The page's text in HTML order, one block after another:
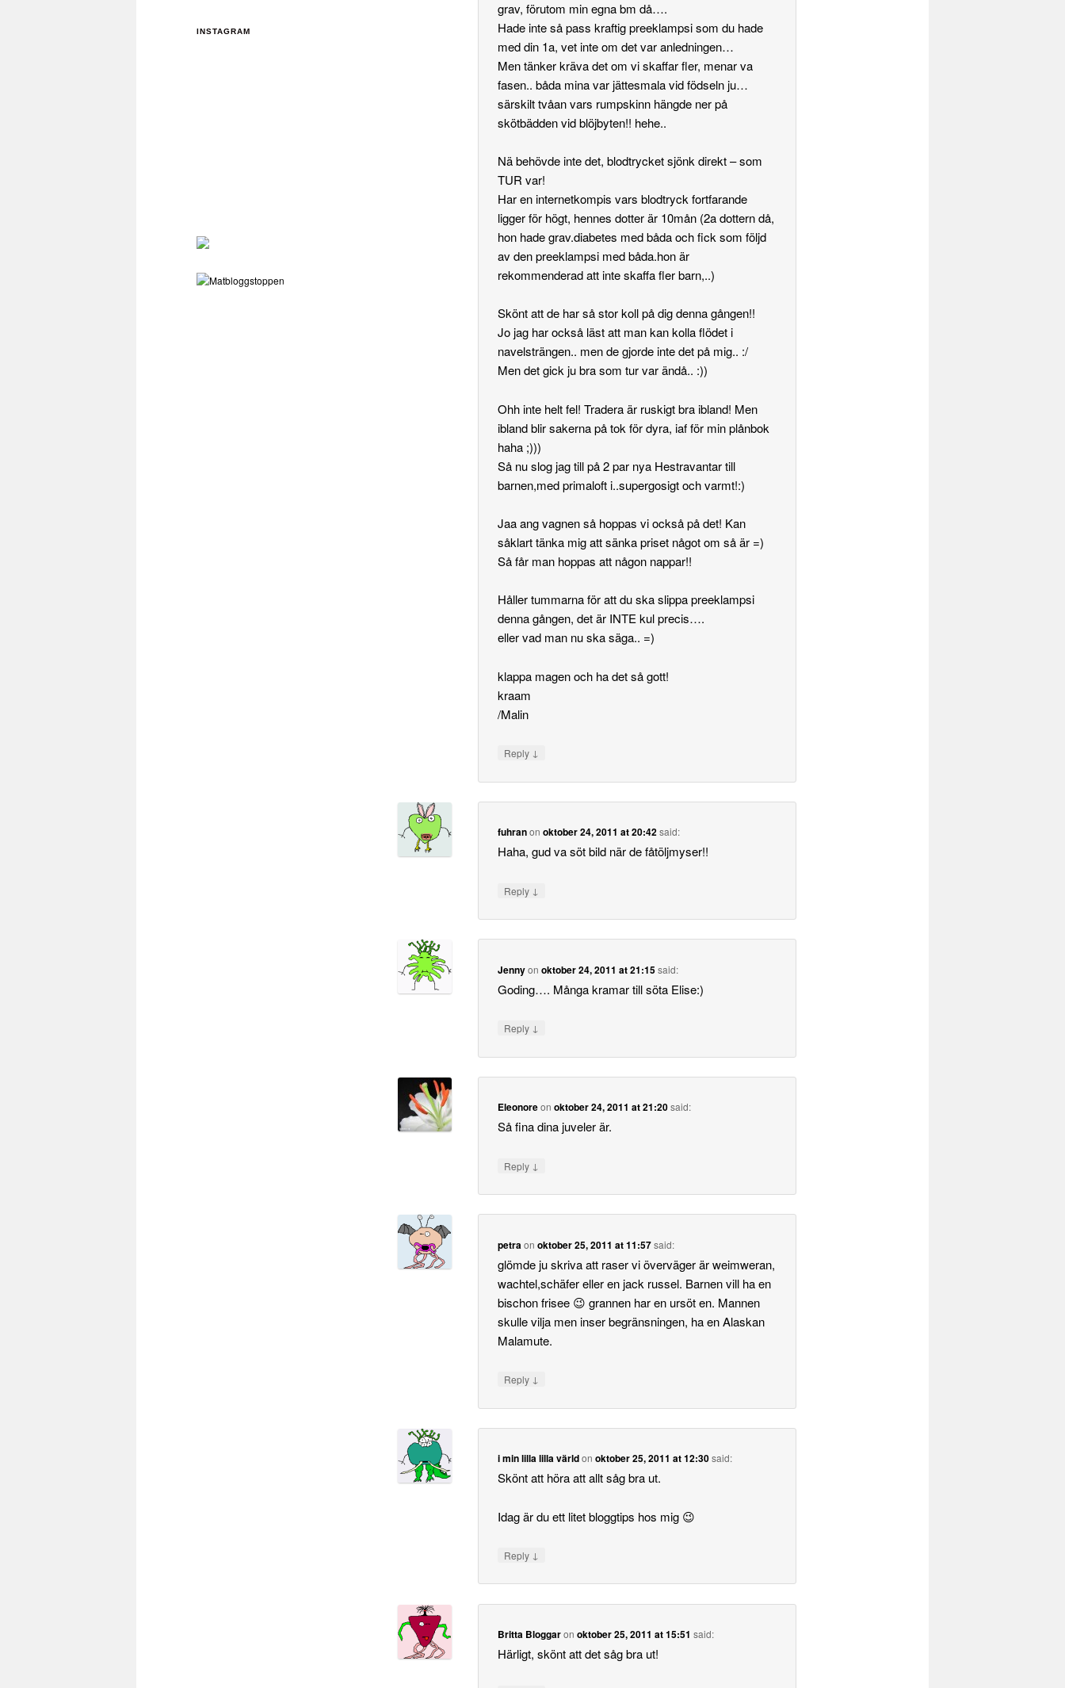
grav, förutom min egna bm då….
Hade inte så pass kraftig preeklampsi som du hade
med din 1a, vet inte om det var anledningen…
Men tänker kräva det om vi skaffar fler, menar va
fasen.. båda mina var jättesmala vid födseln ju…
särskilt tvåan vars rumpskinn hängde ner på
skötbädden vid blöjbyten!! hehe..
Nä behövde inte det, blodtrycket sjönk direkt – som
TUR var!
Har en internetkompis vars blodtryck fortfarande
ligger för högt, hennes dotter är 10mån (2a dottern då,
hon hade grav.diabetes med båda och fick som följd
av den preeklampsi med båda.hon är
rekommenderad att inte skaffa fler barn,..)
Skönt att de har så stor koll på dig denna gången!!
Jo jag har också läst att man kan kolla flödet i
navelsträngen.. men de gjorde inte det på mig.. :/
Men det gick ju bra som tur var ändå.. :))
Ohh inte helt fel! Tradera är ruskigt bra ibland! Men
ibland blir sakerna på tok för dyra, iaf för min plånbok
haha ;)))
Så nu slog jag till på 2 par nya Hestravantar till
barnen,med primaloft i..supergosigt och varmt!:)
Jaa ang vagnen så hoppas vi också på det! Kan
såklart tänka mig att sänka priset något om så är =)
Så får man hoppas att någon nappar!!
Håller tummarna för att du ska slippa preeklampsi
denna gången, det är INTE kul precis….
eller vad man nu ska säga.. =)
klappa magen och ha det så gott!
kraam
/Malin
Reply ↓
fuhranonoktober 24, 2011 at 20:42said:
Haha, gud va söt bild när de fåtöljmyser!!
Reply ↓
Jennyonoktober 24, 2011 at 21:15said:
Goding…. Många kramar till söta Elise:)
Reply ↓
Eleonoreonoktober 24, 2011 at 21:20said:
Så fina dina juveler är.
Reply ↓
petraonoktober 25, 2011 at 11:57said:
glömde ju skriva att raser vi överväger är weimweran,
wachtel,schäfer eller en jack russel. Barnen vill ha en
bischon frisee 😉 grannen har en ursöt en. Mannen
skulle vilja men inser begränsningen, ha en Alaskan
Malamute.
Reply ↓
i min lilla lilla världonoktober 25, 2011 at 12:30said:
Skönt att höra att allt såg bra ut.
Idag är du ett litet bloggtips hos mig 😉
Reply ↓
Britta Bloggaronoktober 25, 2011 at 15:51 said:
Härligt, skönt att det såg bra ut!
INSTAGRAM